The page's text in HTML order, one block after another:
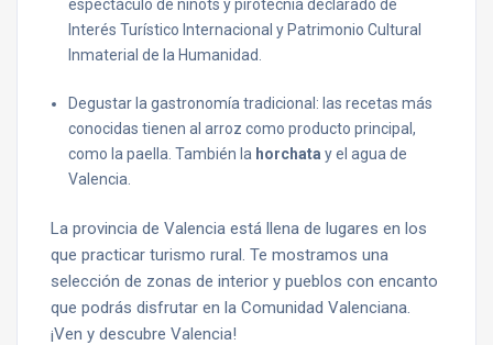
espectáculo de ninots y pirotecnia declarado de
Interés Turístico Internacional y Patrimonio Cultural
Inmaterial de la Humanidad.
Degustar la gastronomía tradicional: las recetas más
conocidas tienen al arroz como producto principal,
como la paella. También la horchata y el agua de
Valencia.
La provincia de Valencia está llena de lugares en los
que practicar turismo rural. Te mostramos una
selección de zonas de interior y pueblos con encanto
que podrás disfrutar en la Comunidad Valenciana.
¡Ven y descubre Valencia!